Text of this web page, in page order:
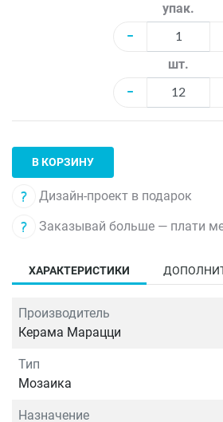
упак.
−
шт.
−
В КОРЗИНУ
Дизайн-проект в подарок
Заказывай больше — плати
ХАРАКТЕРИСТИКИ
Производитель
Керама Марацци
Тип
Мозаика
Назначение